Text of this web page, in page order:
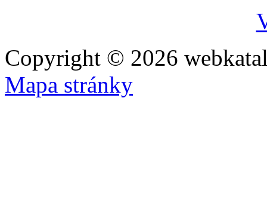
Copyright © 2026
Mapa stránky